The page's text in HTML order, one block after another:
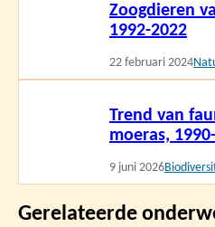
Zoogdieren
1992-2022
22 februari 2024
Trend van
moeras,
9 juni 2026
Gerelateerde